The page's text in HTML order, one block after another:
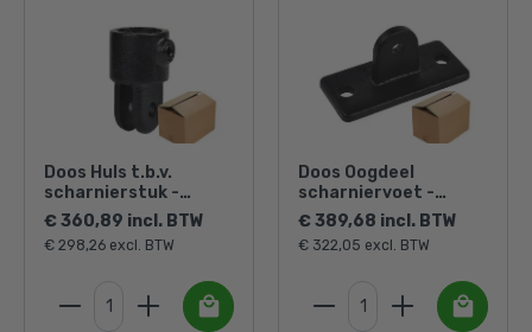
Doos Huls t.b.v.
scharnierstuk -
zwart-D / 42,4 mm
(40 stuks)
€ 360,89 incl. BTW
€ 298,26 excl. BTW
Doos Oogdeel
scharniervoet -
zwart (50 stuks)
€ 389,68 incl. BTW
€ 322,05 excl. BTW